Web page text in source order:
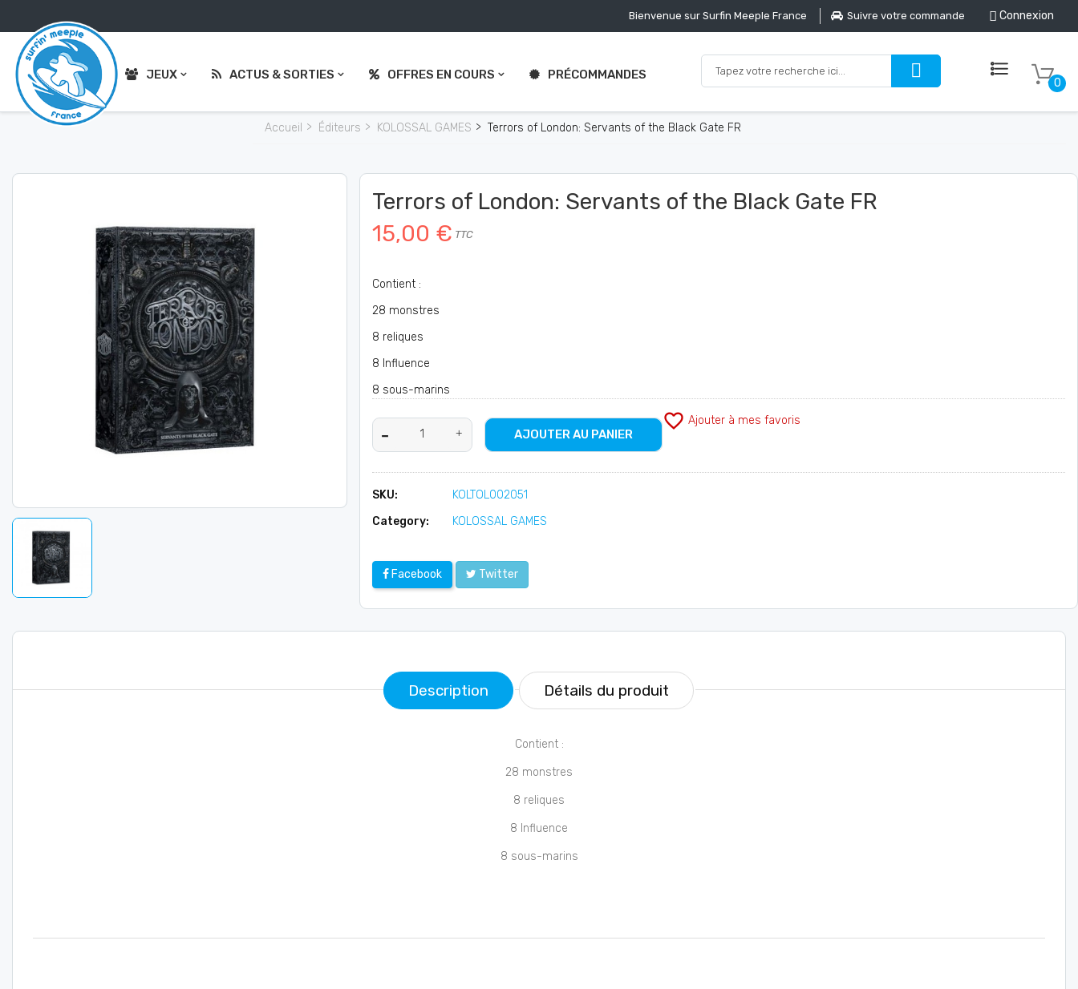
Bienvenue sur Surfin Meeple France Suivre votre commande Connexion
0
JEUX ACTUS & SORTIES OFFRES EN COURS PRÉCOMMANDES
Accueil Éditeurs KOLOSSAL GAMES Terrors of London: Servants of the Black Gate FR
Terrors of London: Servants of the Black Gate FR
15,00 € TTC
Contient :
28 monstres
8 reliques
8 Influence
8 sous-marins
AJOUTER AU PANIER
favorite_border Ajouter à mes favoris
SKU:
KOLTOL002051
Category:
KOLOSSAL GAMES
Facebook Twitter
Description Détails du produit
Contient :
28 monstres
8 reliques
8 Influence
8 sous-marins